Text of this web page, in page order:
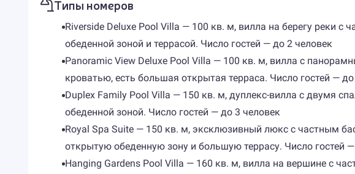
Типы номеров
Riverside Deluxe Pool Villa — 100 кв. м, вилла на берегу реки с
обеденной зоной и террасой. Число гостей — до 2 человек
Panoramic View Deluxe Pool Villa — 100 кв. м, вилла с
кроватью, есть большая открытая терраса. Число гостей —
Duplex Family Pool Villa — 150 кв. м, дуплекс-вилла с двумя
обеденной зоной. Число гостей — до 3 человек
Royal Spa Suite — 150 кв. м, эксклюзивный люкс с частным
открытую обеденную зону и большую террасу. Число гостей
Hanging Gardens Pool Villa — 160 кв. м, вилла на вершине с